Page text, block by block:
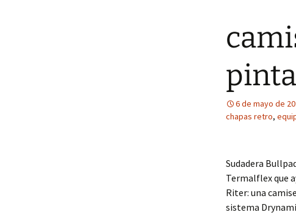
6 de mayo de
chapas retro,
Sudadera
Termalflex que
Riter: una
sistema